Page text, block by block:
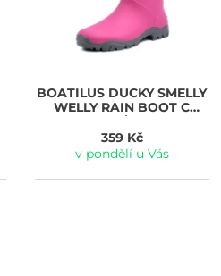
BOATILUS DUCKY SMELLY
WELLY RAIN BOOT C
fuxia/grey
359 Kč
v pondělí u Vás